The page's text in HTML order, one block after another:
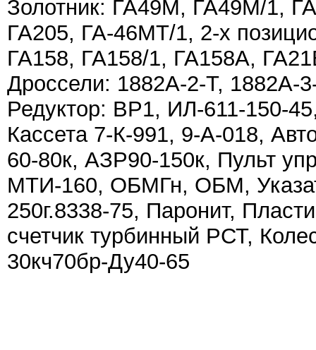
Золотник: ГА49М, ГА49М/1,
ГА205, ГА-46МТ/1, 2-х
ГА158, ГА158/1, ГА158А,
Дроссели: 1882А-2-Т, 1882А-
Редуктор: ВР1, ИЛ-611-150-
Кассета 7-К-991, 9-А-018,
60-80к, АЗР90-150к, Пульт
МТИ-160, ОБМГн, ОБМ,
250г.8338-75, Паронит,
счетчик турбинный РСТ,
30кч70бр-Ду40-65